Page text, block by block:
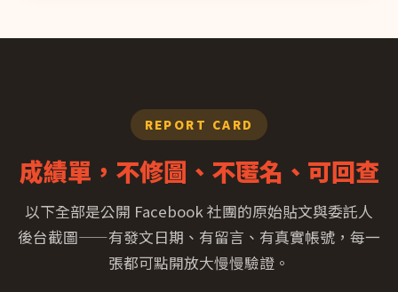
REPORT CARD
成績單，不修圖、不匿名、可回查
以下全部是公開 Facebook 社團的原始貼文與委託人
後台截圖——有發文日期、有留言、有真實帳號，每一
張都可點開放大慢慢驗證。